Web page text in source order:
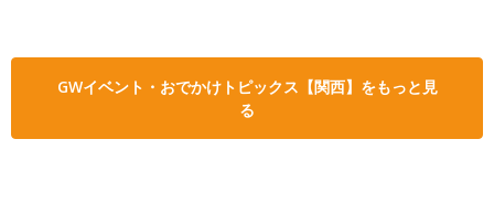
GWイベント・おでかけトピックス【関西】をもっと見
る